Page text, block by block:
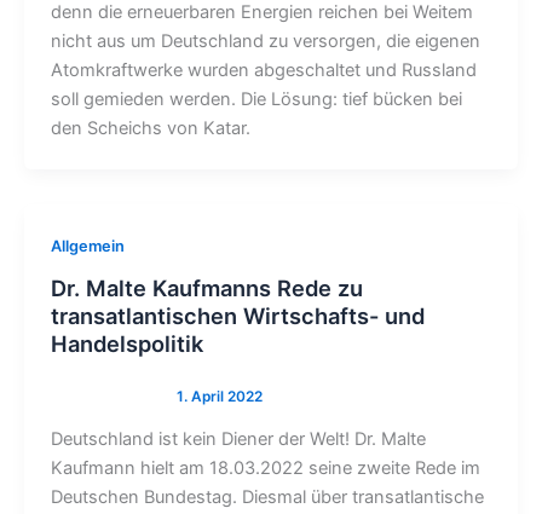
denn die erneuerbaren Energien reichen bei Weitem
nicht aus um Deutschland zu versorgen, die eigenen
Atomkraftwerke wurden abgeschaltet und Russland
soll gemieden werden. Die Lösung: tief bücken bei
den Scheichs von Katar.
Allgemein
Dr. Malte Kaufmanns Rede zu
transatlantischen Wirtschafts- und
Handelspolitik
Deutschland ist kein Diener der Welt! Dr. Malte
Kaufmann hielt am 18.03.2022 seine zweite Rede im
Deutschen Bundestag. Diesmal über transatlantische